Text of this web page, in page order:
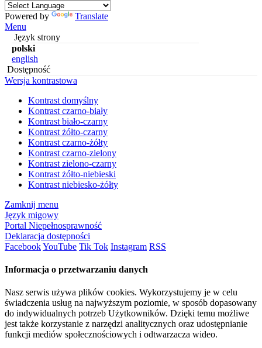
Powered by
Translate
Menu
Język strony
polski
english
Dostępność
Wersja kontrastowa
Kontrast domyślny
Kontrast czarno-biały
Kontrast biało-czarny
Kontrast żółto-czarny
Kontrast czarno-żółty
Kontrast czarno-zielony
Kontrast zielono-czarny
Kontrast żółto-niebieski
Kontrast niebiesko-żółty
Zamknij menu
Język migowy
Portal Niepełnosprawność
Deklaracja dostępności
FacebookYouTube Tik Tok Instagram RSS
Informacja o przetwarzaniu danych
Nasz serwis używa plików cookies. Wykorzystujemy je w celu
świadczenia usług na najwyższym poziomie, w sposób dopasowany
do indywidualnych potrzeb Użytkowników. Dzięki temu możliwe
jest także korzystanie z narzędzi analitycznych oraz udostępnianie
funkcji mediów społecznościowych i odtwarzacza wideo.